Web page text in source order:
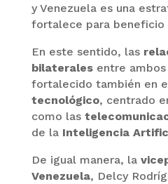
y Venezuela es una
fortalece para beneficio
En este sentido, las
bilateralesentre ambos
fortalecido también en
tecnológico, centrado
como las
de laInteligencia
De igual manera, la
Venezuela, Delcy